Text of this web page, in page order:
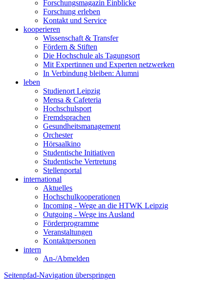
Forschungsmagazin Einblicke
Forschung erleben
Kontakt und Service
kooperieren
Wissenschaft & Transfer
Fördern & Stiften
Die Hochschule als Tagungsort
Mit Expertinnen und Experten netzwerken
In Verbindung bleiben: Alumni
leben
Studienort Leipzig
Mensa & Cafeteria
Hochschulsport
Fremdsprachen
Gesundheitsmanagement
Orchester
Hörsaalkino
Studentische Initiativen
Studentische Vertretung
Stellenportal
international
Aktuelles
Hochschulkooperationen
Incoming - Wege an die HTWK Leipzig
Outgoing - Wege ins Ausland
Förderprogramme
Veranstaltungen
Kontaktpersonen
intern
An-/Abmelden
Seitenpfad-Navigation überspringen